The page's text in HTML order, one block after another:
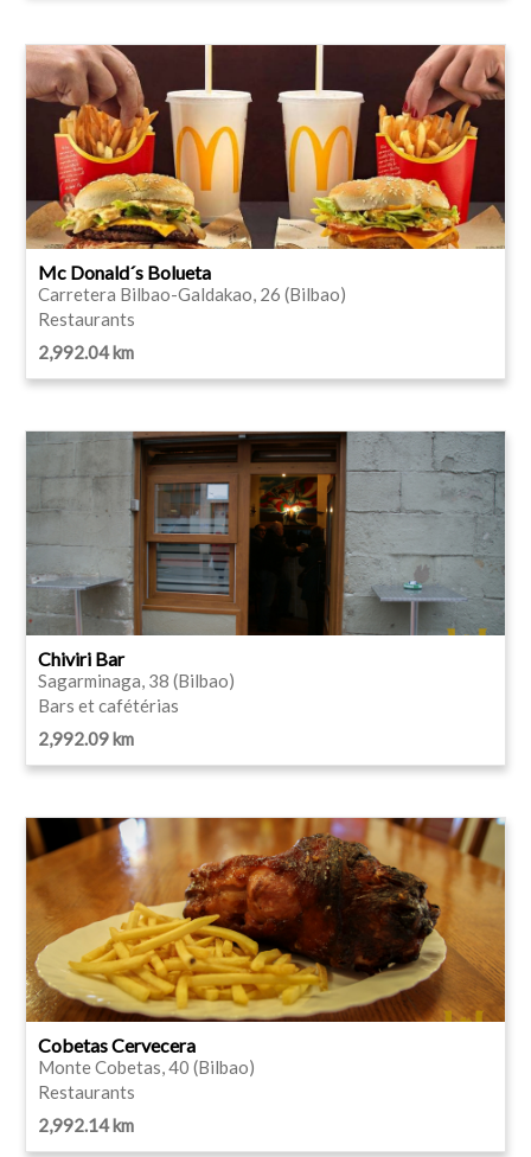
Mc Donald´s Bolueta
Carretera Bilbao-Galdakao, 26 (Bilbao)
Restaurants
2,992.04 km
Chiviri Bar
Sagarminaga, 38 (Bilbao)
Bars et cafétérias
2,992.09 km
Cobetas Cervecera
Monte Cobetas, 40 (Bilbao)
Restaurants
2,992.14 km